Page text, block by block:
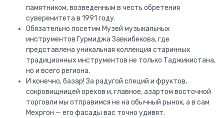
памятником, возведенным в честь обретения
суверенитета в 1991 году.
Обязательно посетим Музей музыкальных
инструментов Гурмиджа Завкибекова, где
представлена уникальная коллекция старинных
традиционных инструментов не только Таджикистана,
но и всего региона.
И конечно, базар! За радугой специй и фруктов,
сокровищницей орехов и, главное, азартом восточной
торговли мы отправимся не на обычный рынок, а в сам
Мехргон — его фасады вас точно удивят.